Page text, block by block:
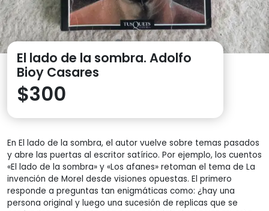
El lado de la sombra. Adolfo
Bioy Casares
$300
En El lado de la sombra, el autor vuelve sobre temas pasados
y abre las puertas al escritor satírico. Por ejemplo, los cuentos
«El lado de la sombra» y «Los afanes» retoman el tema de La
invención de Morel desde visiones opuestas. El primero
responde a preguntas tan enigmáticas como: ¿hay una
persona original y luego una sucesión de replicas que se